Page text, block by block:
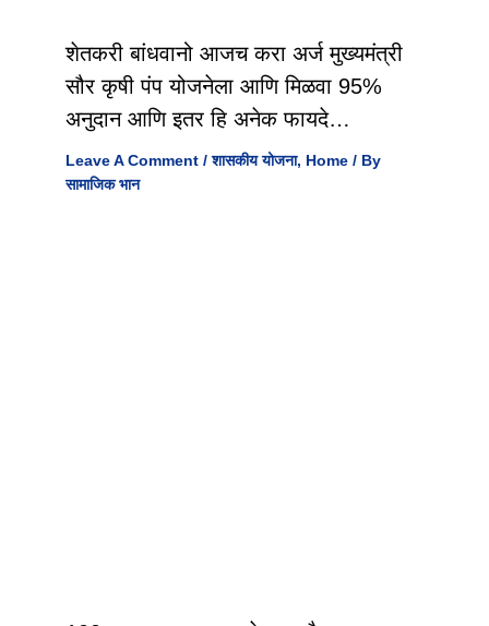
शेतकरी बांधवानो आजच करा अर्ज मुख्यमंत्री
सौर कृषी पंप योजनेला आणि मिळवा 95%
अनुदान आणि इतर हि अनेक फायदे…
Leave A Comment /शासकीय योजना, Home / By
सामाजिक भान